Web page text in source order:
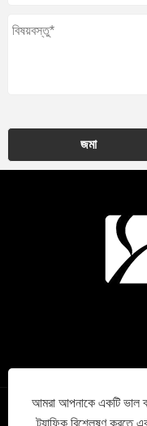
জমা
আমরা আপনাকে একটি ভাল
ট্র্যাফিক বিশ্লেষণ করতে
Links Sitemap